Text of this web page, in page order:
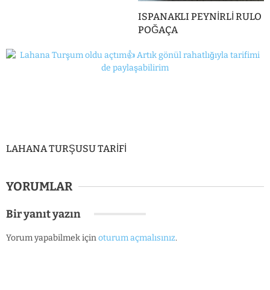
ISPANAKLI PEYNİRLİ RULO
POĞAÇA
LAHANA TURŞUSU TARİFİ
YORUMLAR
Bir yanıt yazın
Yorum yapabilmek içinoturum açmalısınız.